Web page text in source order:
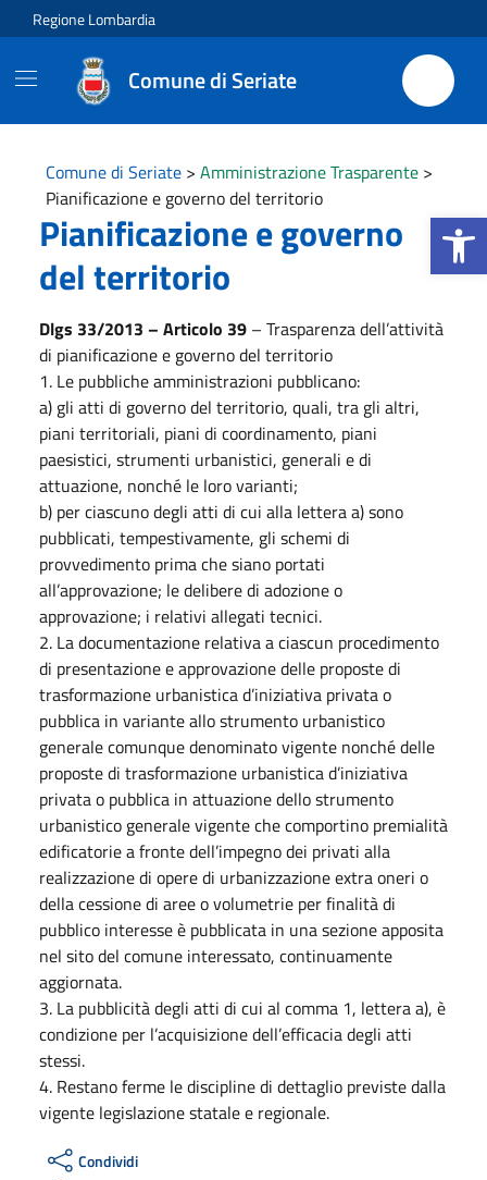
Apri la
Vai ai contenuti
Vai al footer
Regione Lombardia
Comune di Seriate
Comune di Seriate > Amministrazione Trasparente >
Pianificazione e governo del territorio
Pianificazione e governo
del territorio
Dlgs 33/2013 – Articolo 39 – Trasparenza dell’attività
di pianificazione e governo del territorio
1. Le pubbliche amministrazioni pubblicano:
a) gli atti di governo del territorio, quali, tra gli altri,
piani territoriali, piani di coordinamento, piani
paesistici, strumenti urbanistici, generali e di
attuazione, nonché le loro varianti;
b) per ciascuno degli atti di cui alla lettera a) sono
pubblicati, tempestivamente, gli schemi di
provvedimento prima che siano portati
all’approvazione; le delibere di adozione o
approvazione; i relativi allegati tecnici.
2. La documentazione relativa a ciascun procedimento
di presentazione e approvazione delle proposte di
trasformazione urbanistica d’iniziativa privata o
pubblica in variante allo strumento urbanistico
generale comunque denominato vigente nonché delle
proposte di trasformazione urbanistica d’iniziativa
privata o pubblica in attuazione dello strumento
urbanistico generale vigente che comportino premialità
edificatorie a fronte dell’impegno dei privati alla
realizzazione di opere di urbanizzazione extra oneri o
della cessione di aree o volumetrie per finalità di
pubblico interesse è pubblicata in una sezione apposita
nel sito del comune interessato, continuamente
aggiornata.
3. La pubblicità degli atti di cui al comma 1, lettera a), è
condizione per l’acquisizione dell’efficacia degli atti
stessi.
4. Restano ferme le discipline di dettaglio previste dalla
vigente legislazione statale e regionale.
Condividi